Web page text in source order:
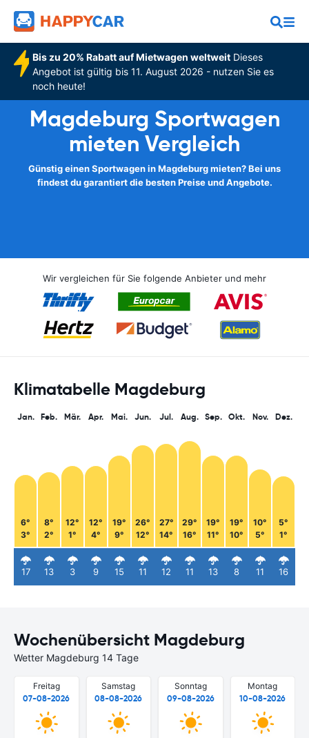
Bis zu 20% Rabatt auf Mietwagen weltweitDieses
Angebot ist gültig bis 11. August 2026 - nutzen Sie es
noch heute!
Magdeburg Sportwagen
mieten Vergleich
Günstig einen Sportwagen in Magdeburg mieten? Bei uns
findest du garantiert die besten Preise und Angebote.
Wir vergleichen für Sie folgende Anbieter und mehr
Klimatabelle Magdeburg
Jan.
6°
3°
17
Feb.
8°
2°
13
Mär.
12°
1°
3
Apr.
12°
4°
9
Mai.
19°
9°
15
Jun.
26°
12°
11
Jul.
27°
14°
12
Aug.
29°
16°
11
Sep.
19°
11°
13
Okt.
19°
10°
8
Nov.
10°
5°
11
Dez.
5°
1°
16
Wochenübersicht Magdeburg
Wetter Magdeburg 14 Tage
Freitag
07-08-2026
Samstag
08-08-2026
Sonntag
09-08-2026
Montag
10-08-2026